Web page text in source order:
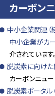
カーボン
中小企業関連（
中小企業がカ
介されています。
脱炭素に向けた
カーボンニュ
脱炭素ポータル